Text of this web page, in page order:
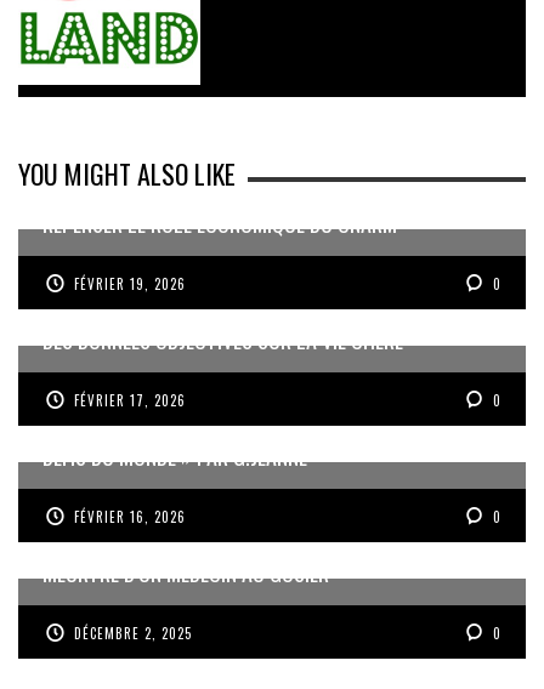
YOU MIGHT ALSO LIKE
REPENSER LE RÔLE ÉCONOMIQUE DU CNARM
FÉVRIER 19, 2026 0
DES DONNÉES OBJECTIVES SUR LA VIE CHÈRE
FÉVRIER 17, 2026 0
« UN GOSIER FIER, FORT ET RESPONSABLE FACE AUX
DÉFIS DU MONDE » PAR G.JEANNE
FÉVRIER 16, 2026 0
MEURTRE D’UN MÉDECIN AU GOSIER
DÉCEMBRE 2, 2025 0